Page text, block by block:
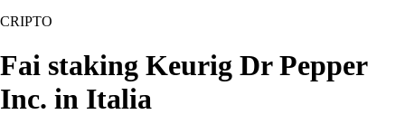
CRIPTO
Fai staking Keurig Dr Pepper
Inc. in Italia